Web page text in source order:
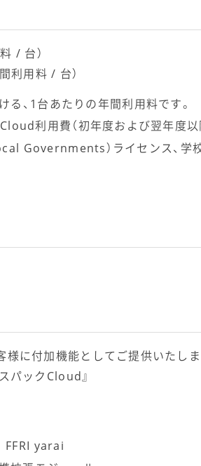
/ 台）
利用料 / 台）
、1台あたりの年間利用料です。
利用費（初年度および翌年度以
Governments）ライセンス、学
に付加機能としてご提供いたしま
パックCloud』
FFRI yarai